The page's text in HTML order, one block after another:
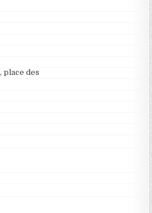
place des